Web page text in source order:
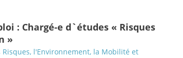
: Chargé-e d`études « Risques
»
l'Environnement, la Mobilité et